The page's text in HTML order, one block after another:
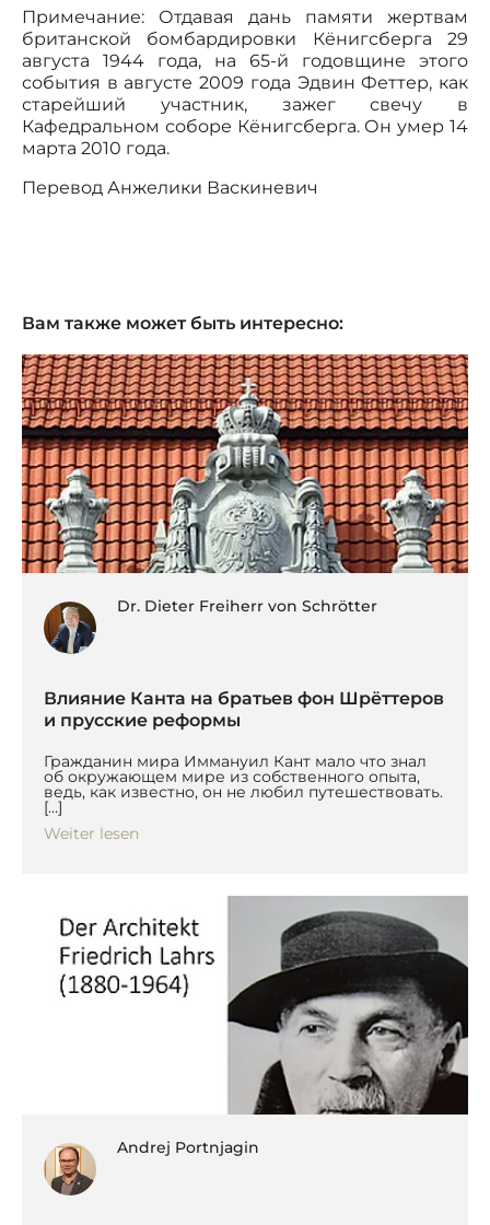
Примечание: Отдавая дань памяти жертвам
британской бомбардировки Кёнигсберга 29
августа 1944 года, на 65-й годовщине этого
события в августе 2009 года Эдвин Феттер, как
старейший участник, зажег свечу в
Кафедральном соборе Кёнигсберга. Он умер 14
марта 2010 года.
Перевод Анжелики Васкиневич
Вам также может быть интересно:
Dr. Dieter Freiherr von Schrötter
Влияние Канта на братьев фон Шрёттеров
и прусские реформы
Гражданин мира Иммануил Кант мало что знал
об окружающем мире из собственного опыта,
ведь, как известно, он не любил путешествовать.
[…]
Weiter lesen
Andrej Portnjagin